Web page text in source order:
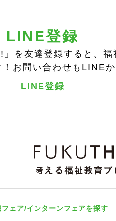
LINE登録
を友達登録すると、福
お問い合わせもLINEか
LINE登録
フェア/インターンフェアを探す